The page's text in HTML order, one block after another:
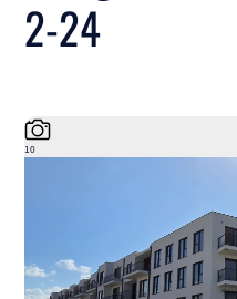
2-24
10